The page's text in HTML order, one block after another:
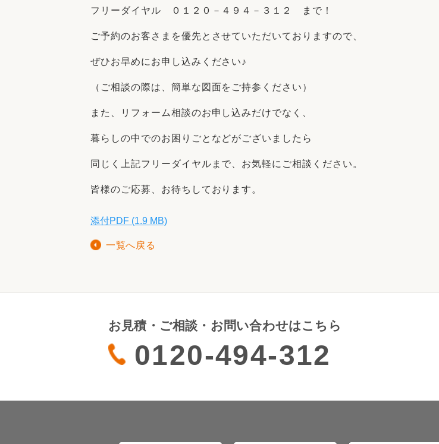
フリーダイヤル ０１２０－４９４－３１２ まで！
ご予約のお客さまを優先とさせていただいておりますので、
ぜひお早めにお申し込みください♪
（ご相談の際は、簡単な図面をご持参ください）
また、リフォーム相談のお申し込みだけでなく、
暮らしの中でのお困りごとなどがございましたら
同じく上記フリーダイヤルまで、お気軽にご相談ください。
皆様のご応募、お待ちしております。
添付PDF (1.9 MB)
一覧へ戻る
お見積・ご相談・お問い合わせはこちら
0120-494-312